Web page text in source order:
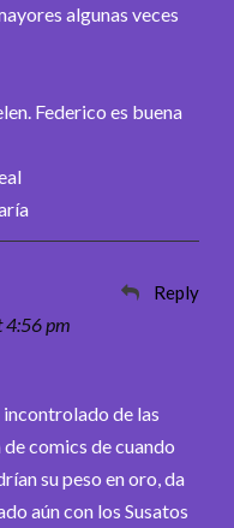
algunas veces
Federico es buena
4:56 pm
Reply
de las
comics de cuando
su peso en oro, da
aún con los Susatos